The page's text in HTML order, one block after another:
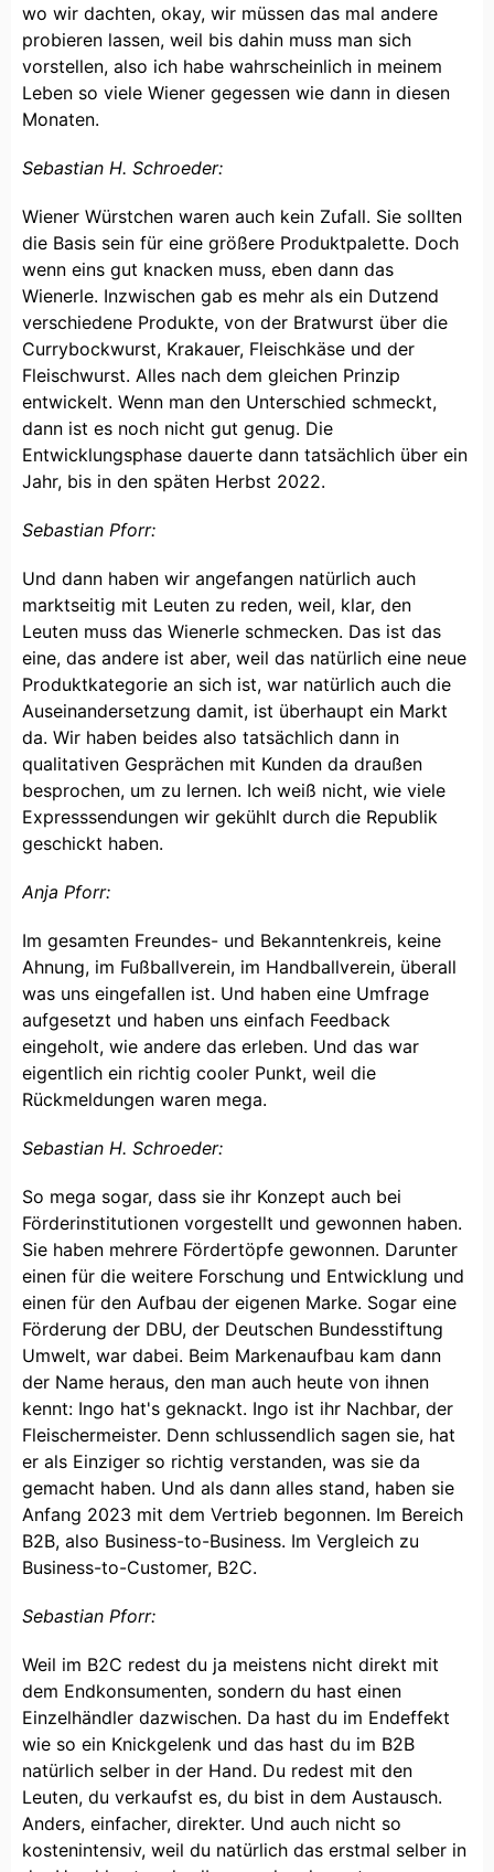
wo wir dachten, okay, wir müssen das mal andere
probieren lassen, weil bis dahin muss man sich
vorstellen, also ich habe wahrscheinlich in meinem
Leben so viele Wiener gegessen wie dann in diesen
Monaten.
Sebastian H. Schroeder:
Wiener Würstchen waren auch kein Zufall. Sie sollten
die Basis sein für eine größere Produktpalette. Doch
wenn eins gut knacken muss, eben dann das
Wienerle. Inzwischen gab es mehr als ein Dutzend
verschiedene Produkte, von der Bratwurst über die
Currybockwurst, Krakauer, Fleischkäse und der
Fleischwurst. Alles nach dem gleichen Prinzip
entwickelt. Wenn man den Unterschied schmeckt,
dann ist es noch nicht gut genug. Die
Entwicklungsphase dauerte dann tatsächlich über ein
Jahr, bis in den späten Herbst 2022.
Sebastian Pforr:
Und dann haben wir angefangen natürlich auch
marktseitig mit Leuten zu reden, weil, klar, den
Leuten muss das Wienerle schmecken. Das ist das
eine, das andere ist aber, weil das natürlich eine neue
Produktkategorie an sich ist, war natürlich auch die
Auseinandersetzung damit, ist überhaupt ein Markt
da. Wir haben beides also tatsächlich dann in
qualitativen Gesprächen mit Kunden da draußen
besprochen, um zu lernen. Ich weiß nicht, wie viele
Expresssendungen wir gekühlt durch die Republik
geschickt haben.
Anja Pforr:
Im gesamten Freundes- und Bekanntenkreis, keine
Ahnung, im Fußballverein, im Handballverein, überall
was uns eingefallen ist. Und haben eine Umfrage
aufgesetzt und haben uns einfach Feedback
eingeholt, wie andere das erleben. Und das war
eigentlich ein richtig cooler Punkt, weil die
Rückmeldungen waren mega.
Sebastian H. Schroeder:
So mega sogar, dass sie ihr Konzept auch bei
Förderinstitutionen vorgestellt und gewonnen haben.
Sie haben mehrere Fördertöpfe gewonnen. Darunter
einen für die weitere Forschung und Entwicklung und
einen für den Aufbau der eigenen Marke. Sogar eine
Förderung der DBU, der Deutschen Bundesstiftung
Umwelt, war dabei. Beim Markenaufbau kam dann
der Name heraus, den man auch heute von ihnen
kennt: Ingo hat's geknackt. Ingo ist ihr Nachbar, der
Fleischermeister. Denn schlussendlich sagen sie, hat
er als Einziger so richtig verstanden, was sie da
gemacht haben. Und als dann alles stand, haben sie
Anfang 2023 mit dem Vertrieb begonnen. Im Bereich
B2B, also Business-to-Business. Im Vergleich zu
Business-to-Customer, B2C.
Sebastian Pforr:
Weil im B2C redest du ja meistens nicht direkt mit
dem Endkonsumenten, sondern du hast einen
Einzelhändler dazwischen. Da hast du im Endeffekt
wie so ein Knickgelenk und das hast du im B2B
natürlich selber in der Hand. Du redest mit den
Leuten, du verkaufst es, du bist in dem Austausch.
Anders, einfacher, direkter. Und auch nicht so
kostenintensiv, weil du natürlich das erstmal selber in